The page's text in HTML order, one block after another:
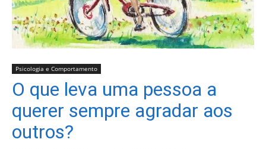
Psicologia e Comportamento
O que leva uma pessoa a
querer sempre agradar aos
outros?